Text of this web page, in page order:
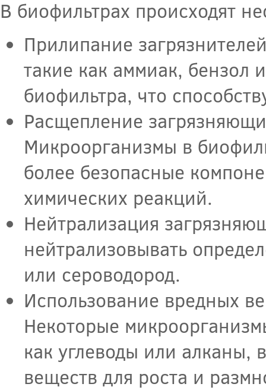
В биофильтрах происходят
Прилипание
такие как аммиак, бензол
биофильтра, что
Расщепление
Микроорганизмы в
более безопасные
химических реакций.
Нейтрализация
нейтрализовывать
или сероводород.
Использование вредных
Некоторые
как углеводы или алканы,
веществ для роста и